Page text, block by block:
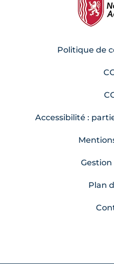
Politique de
Accessibilité :
Gestion
Plan